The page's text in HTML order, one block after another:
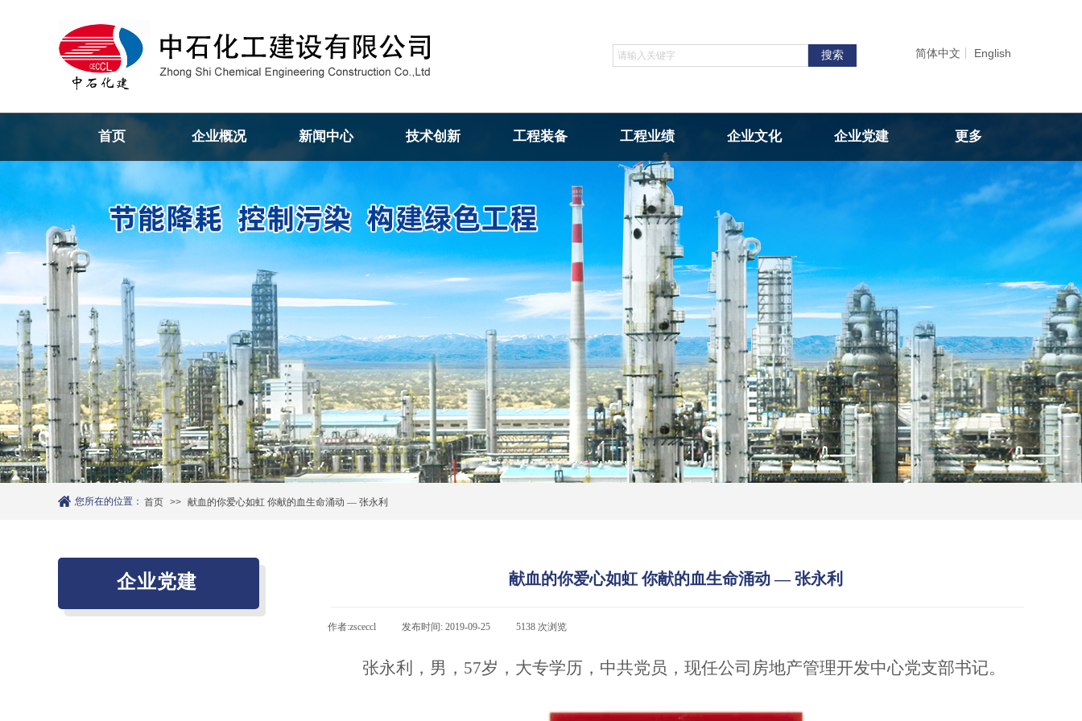
首页 企业概况 新闻中心 技术创新 工程装备 工程业绩 企业文化 企业党建 更多
搜索 简体中文 English
首页 >> 献血的你爱心如虹 你献的血生命涌动 — 张永利
您所在的位置：
企业党建 献血的你爱心如虹 你献的血生命涌动 — 张永利
作者:zsceccl 发布时间: 2019-09-25 5138 次浏览
张永利，男， 57岁，大专学历，中共党员，现任公司房地产管理开发中心党支部书记。